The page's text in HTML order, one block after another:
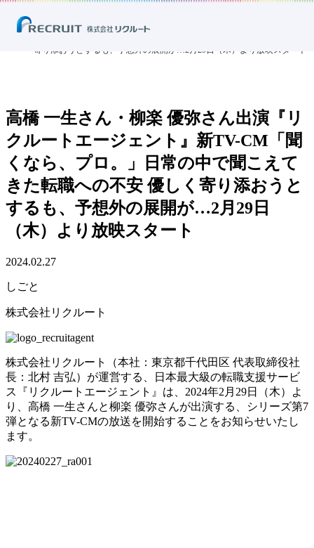
高橋 一生さん・柳楽 優弥さん出演『リクルートエージェント』新TV-
寄り添おうとするも、予想外の展開が…2月29日（木）より放映スタート
高橋 一生さん・柳楽 優弥さん出演『リ
クルートエージェント』新TV-CM「聞
くなら、プロ。」日常の中で聞こえて
きた転職への不安 優しく寄り添おうと
するも、予想外の展開が…2月29日
（木）より放映スタート
2024.02.27
しごと
株式会社リクルート
株式会社リクルート（本社：東京都千代田区 代表取締役社
長：北村 吉弘）が運営する、日本最大級の転職支援サービ
ス『リクルートエージェント』は、2024年2月29日（木）よ
り、高橋 一生さんと柳楽 優弥さんが出演する、シリーズ第7
弾となる新TV-CMの放送を開始することをお知らせいたし
ます。